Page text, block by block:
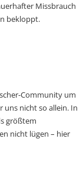
Missbrauch
bekloppt.
Community um
uns nicht so allein. In
größtem
nicht lügen – hier